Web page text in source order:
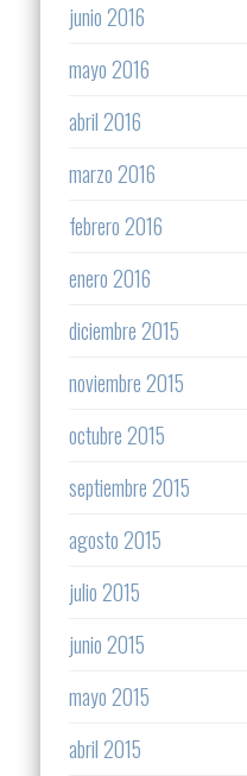
junio 2016
mayo 2016
abril 2016
marzo 2016
febrero 2016
enero 2016
diciembre 2015
noviembre 2015
octubre 2015
septiembre 2015
agosto 2015
julio 2015
junio 2015
mayo 2015
abril 2015